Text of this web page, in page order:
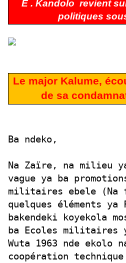
E . Kandolo revient
politiques
Le major Kalume,
de sa
Ba ndeko,
Na Zaïre, na milieu
vague ya ba
militaires ebele (Na
quelques éléments ya
bakendeki koyekola
ba Ecoles militaires
Wuta 1963 nde ekolo
coopération